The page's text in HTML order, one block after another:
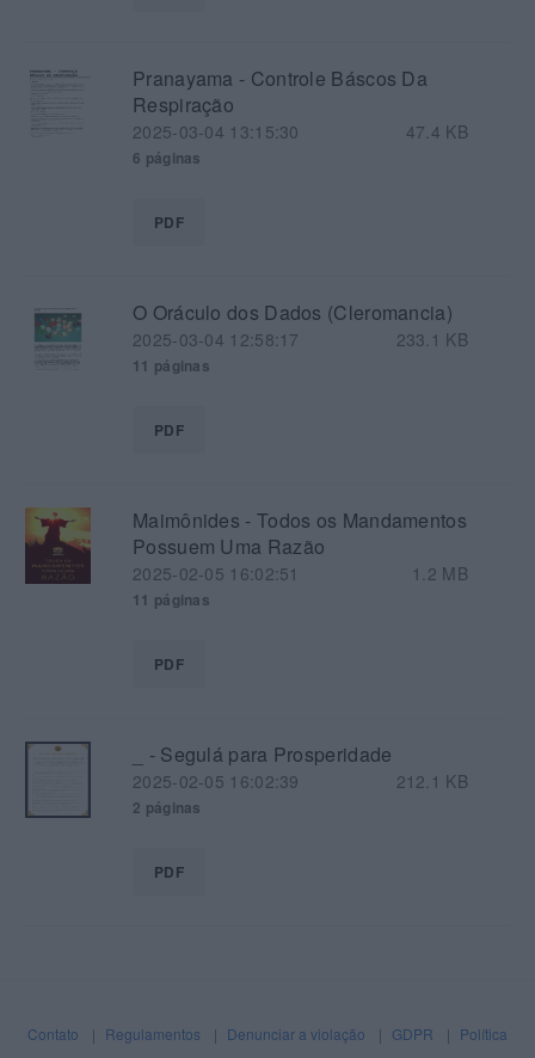
Pranayama - Controle Báscos Da
Respiração
2025-03-04 13:15:30 47.4 KB
6 páginas
PDF
O Oráculo dos Dados (Cleromancia)
2025-03-04 12:58:17 233.1 KB
11 páginas
PDF
Maimônides - Todos os Mandamentos
Possuem Uma Razão
2025-02-05 16:02:51 1.2 MB
11 páginas
PDF
_ - Segulá para Prosperidade
2025-02-05 16:02:39 212.1 KB
2 páginas
PDF
Contato | Regulamentos | Denunciar a violação | GDPR | Política